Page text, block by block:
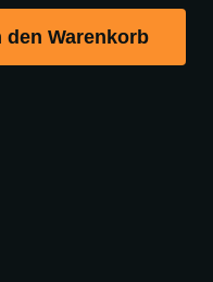
den Warenkorb